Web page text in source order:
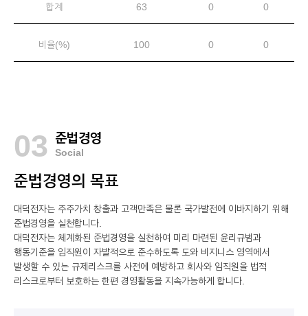
합계 63 0 0
비율(%) 100 0 0
준법경영
Social
03
준법경영의 목표
대덕전자는 주주가치 창출과 고객만족은 물론 국가발전에 이바지하기 위해
준법경영을 실천합니다.
대덕전자는 체계화된 준법경영을 실천하여 미리 마련된 윤리규범과
행동기준을 임직원이 자발적으로 준수하도록 도와 비지니스 영역에서
발생할 수 있는 규제리스크를 사전에 예방하고 회사와 임직원을 법적
리스크로부터 보호하는 한편 경영활동을 지속가능하게 합니다.